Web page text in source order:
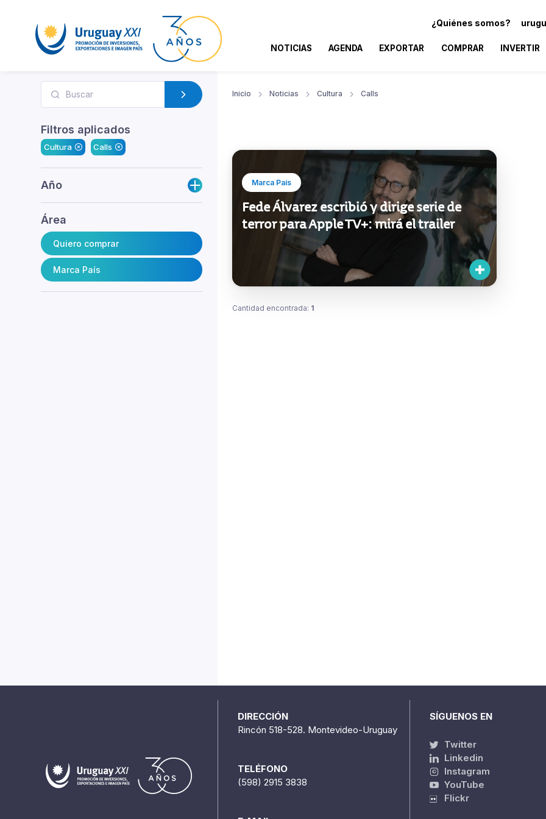
¿Quiénes somos?
NOTICIAS AGENDA EXPORTAR COMPRAR INVERTIR
Filtros aplicados
Cultura Calls
Año
Área
Quiero comprar
Marca País
Inicio Noticias Cultura Calls
Marca País
Fede Álvarez escribió y dirige serie de
terror para Apple TV+: mirá el trailer
Cantidad encontrada: 1
DIRECCIÓN
Rincón 518-528. Montevideo-Uruguay
TELÉFONO
(598) 2915 3838
SÍGUENOS EN
Twitter
Linkedin
Instagram
YouTube
Flickr